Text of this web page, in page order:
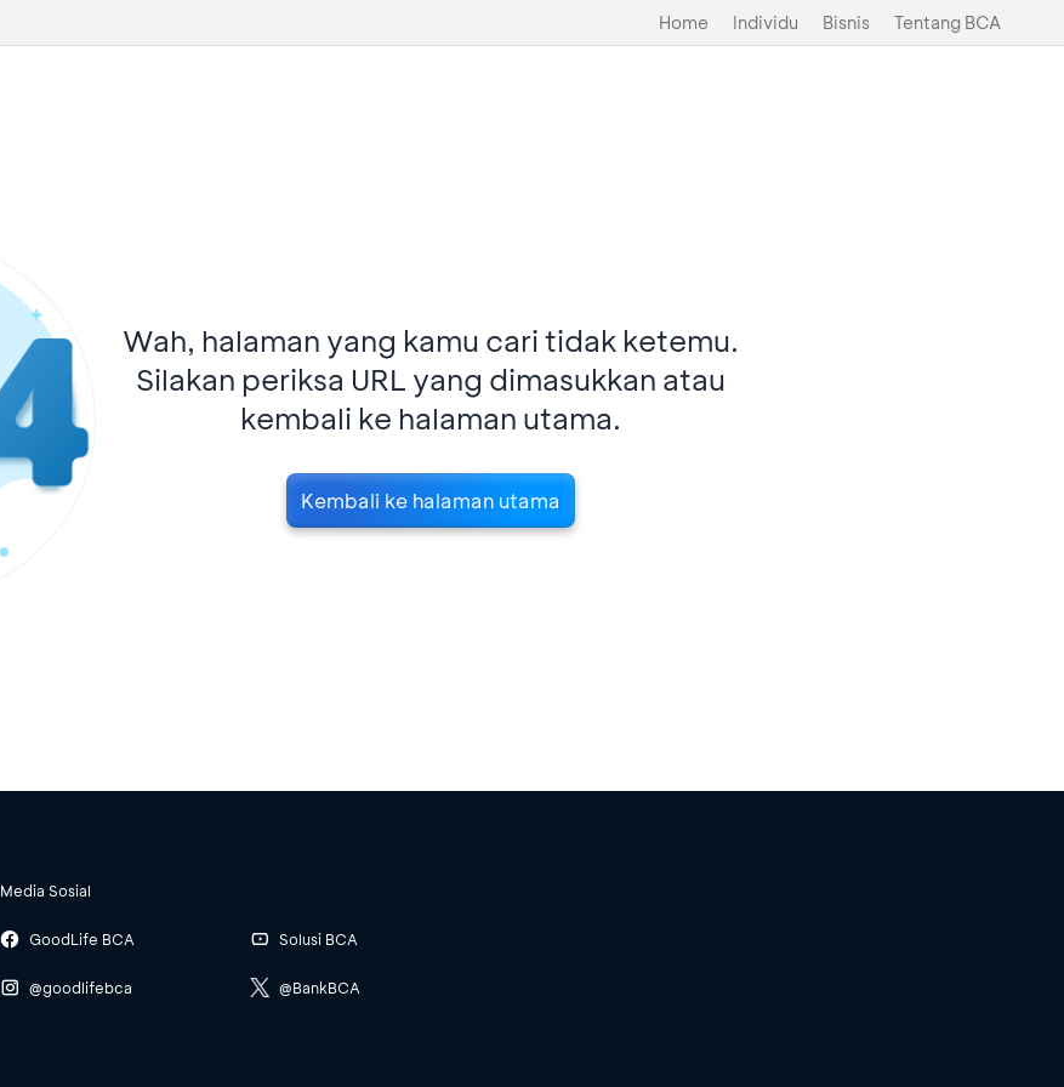
Home Individu Bisnis Tentang BCA
Wah, halaman yang kamu cari tidak ketemu.
Silakan periksa URL yang dimasukkan atau
kembali ke halaman utama.
Kembali ke halaman utama
Media Sosial
GoodLife BCA
@goodlifebca
Solusi BCA
@BankBCA